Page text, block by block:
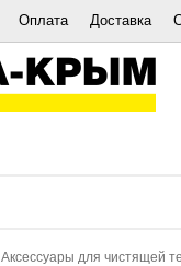
Оплата Доставка
Аксессуары для чистящей